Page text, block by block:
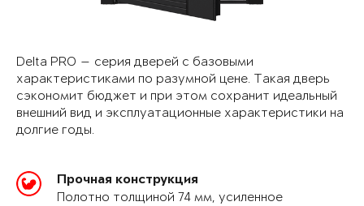
Delta PRO — серия дверей с базовыми
характеристиками по разумной цене. Такая дверь
сэкономит бюджет и при этом сохранит идеальный
внешний вид и эксплуатационные характеристики на
долгие годы.
Прочная конструкция
Полотно толщиной 74 мм, усиленное